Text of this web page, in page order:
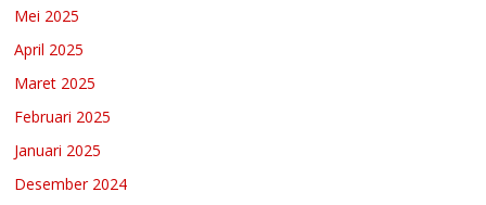
Mei 2025
April 2025
Maret 2025
Februari 2025
Januari 2025
Desember 2024